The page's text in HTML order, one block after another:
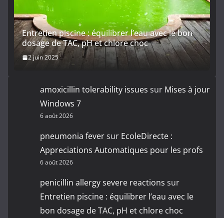
Entretien piscine : équilibrer l’eau avec le bon
dosage de TAC, pH et chlore choc
2 juin 2025
amoxicillin tolerability issues sur Mises à jour
Windows 7
6 août 2026
pneumonia feversur EcoleDirecte :
Appreciations Automatiques pour les profs
6 août 2026
penicillin allergy severe reactions sur
Entretien piscine : équilibrer l’eau avec le
bon dosage de TAC, pH et chlore choc